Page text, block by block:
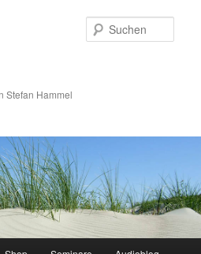
Stefan Hammel